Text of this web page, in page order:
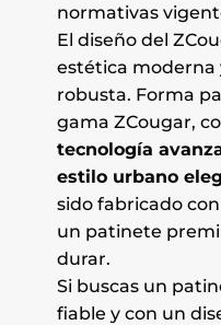
normativas
El diseño del
estética moderna
robusta. Forma
gama ZCougar,
tecnología
estilo urbano
sido fabricado
un patinete
durar.
Si buscas un
fiable y con un